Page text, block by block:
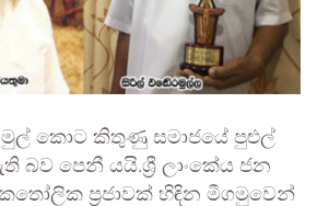
මුල් කොට කිතුණු සමාජයේ පුළුල්
බව පෙනී යයි.ශ්‍රී ලාංකේය ජන
ප්‍රජාවක් හිඳින මීගමුවෙන්